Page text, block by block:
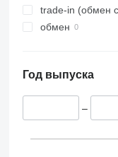
trade-in (обмен
обмен
Год выпуска
–